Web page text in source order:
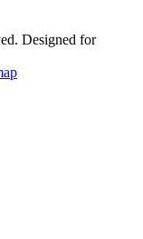
Designed for